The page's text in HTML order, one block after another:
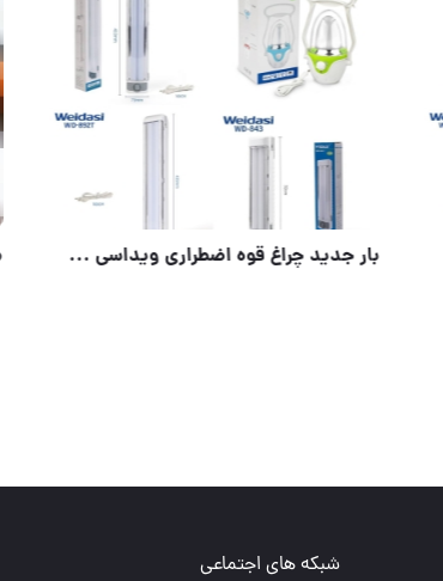
بار جدید چراغ قوه اضطراری ویداسی رسید
شبکه های اجتماعی